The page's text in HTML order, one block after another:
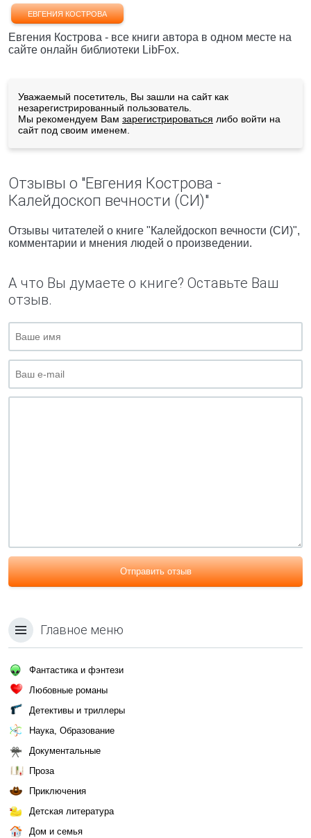
ЕВГЕНИЯ КОСТРОВА
Евгения Кострова - все книги автора в одном месте на
сайте онлайн библиотеки LibFox.
Уважаемый посетитель, Вы зашли на сайт как
незарегистрированный пользователь.
Мы рекомендуем Вам зарегистрироваться либо войти на
сайт под своим именем.
Отзывы о "Евгения Кострова -
Калейдоскоп вечности (СИ)"
Отзывы читателей о книге "Калейдоскоп вечности (СИ)",
комментарии и мнения людей о произведении.
А что Вы думаете о книге? Оставьте Ваш
отзыв.
Отправить отзыв
Главное меню
Фантастика и фэнтези
Любовные романы
Детективы и триллеры
Наука, Образование
Документальные
Проза
Приключения
Детская литература
Дом и семья